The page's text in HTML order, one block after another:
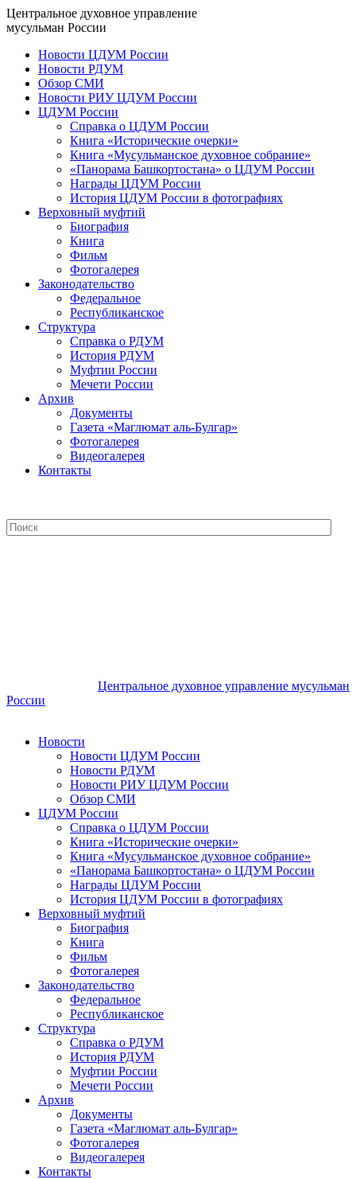
Центральное духовное управление
мусульман России
Новости ЦДУМ России
Новости РДУМ
Обзор СМИ
Новости РИУ ЦДУМ России
ЦДУМ России
Справка о ЦДУМ России
Книга «Исторические очерки»
Книга «Мусульманское духовное собрание»
«Панорама Башкортостана» о ЦДУМ России
Награды ЦДУМ России
История ЦДУМ России в фотографиях
Верховный муфтий
Биография
Книга
Фильм
Фотогалерея
Законодательство
Федеральное
Республиканское
Структура
Справка о РДУМ
История РДУМ
Муфтии России
Мечети России
Архив
Документы
Газета «Маглюмат аль-Булгар»
Фотогалерея
Видеогалерея
Контакты
Центральное духовное управление мусульман
России
Новости
Новости ЦДУМ России
Новости РДУМ
Новости РИУ ЦДУМ России
Обзор СМИ
ЦДУМ России
Справка о ЦДУМ России
Книга «Исторические очерки»
Книга «Мусульманское духовное собрание»
«Панорама Башкортостана» о ЦДУМ России
Награды ЦДУМ России
История ЦДУМ России в фотографиях
Верховный муфтий
Биография
Книга
Фильм
Фотогалерея
Законодательство
Федеральное
Республиканское
Структура
Справка о РДУМ
История РДУМ
Муфтии России
Мечети России
Архив
Документы
Газета «Маглюмат аль-Булгар»
Фотогалерея
Видеогалерея
Контакты